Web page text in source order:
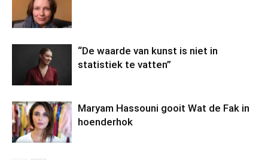
“De waarde van kunst is niet in
statistiek te vatten”
Maryam Hassouni gooit Wat de Fak in
hoenderhok